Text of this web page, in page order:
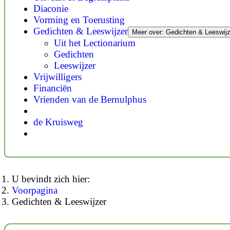
Diaconie
Vorming en Toerusting
Gedichten & Leeswijzer
Meer over: Gedichten &
Uit het Lectionarium
Gedichten
Leeswijzer
Vrijwilligers
Financiën
Vrienden van de Bernulphus
de Kruisweg
U bevindt zich hier:
Voorpagina
Gedichten & Leeswijzer